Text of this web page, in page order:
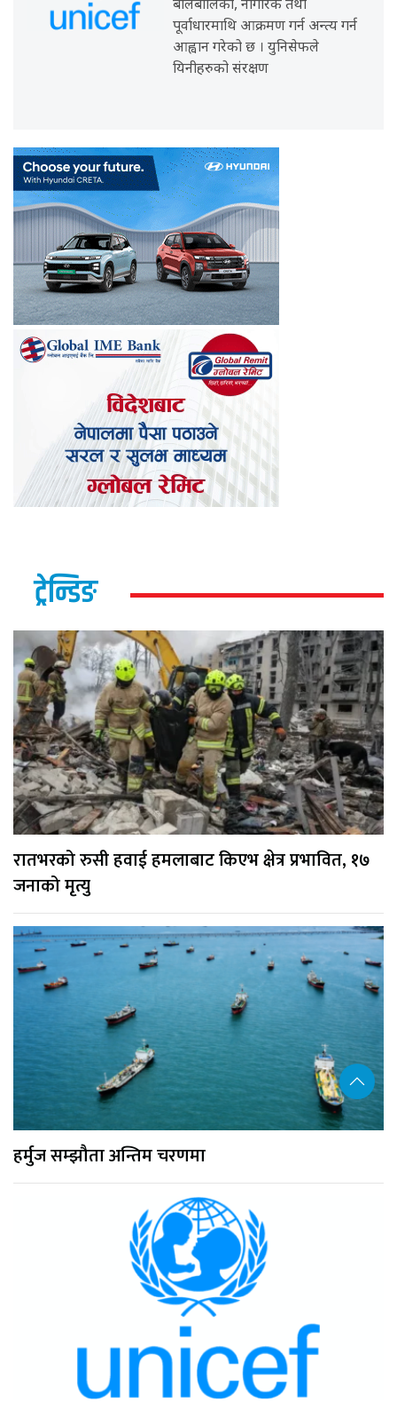
बालबालिका, नागरिक तथा
पूर्वाधारमाथि आक्रमण गर्न अन्त्य गर्न
आह्वान गरेको छ । युनिसेफले
यिनीहरुको संरक्षण
ट्रेन्डिङ
रातभरको रुसी हवाई हमलाबाट किएभ क्षेत्र प्रभावित, १७
जनाको मृत्यु
हर्मुज सम्झौता अन्तिम चरणमा